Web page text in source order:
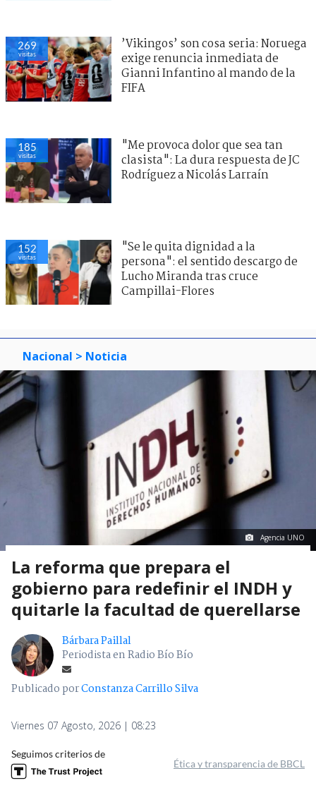
269
visitas
’Vikingos’ son cosa seria: Noruega
exige renuncia inmediata de
Gianni Infantino al mando de la
FIFA
185
visitas
"Me provoca dolor que sea tan
clasista": La dura respuesta de JC
Rodríguez a Nicolás Larraín
152
visitas
"Se le quita dignidad a la
persona": el sentido descargo de
Lucho Miranda tras cruce
Campillai-Flores
Nacional > Noticia
Agencia UNO
La reforma que prepara el
gobierno para redefinir el INDH y
quitarle la facultad de querellarse
Bárbara Paillal
Periodista en Radio Bío Bío
Publicado porConstanza Carrillo Silva
Viernes 07 Agosto, 2026 | 08:23
Seguimos criterios de
Ética y transparencia de BBCL